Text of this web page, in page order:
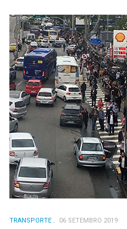
TRANSPORTE 06 SETEMBRO 2019